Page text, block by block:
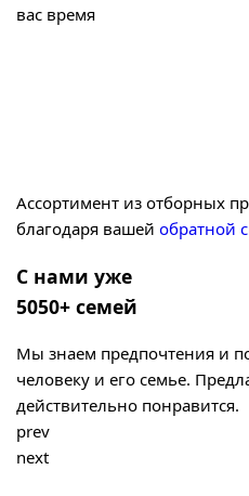
вас время
Ассортимент из отборных
благодаря вашей обратной
С нами уже
5050+ семей
Мы знаем предпочтения и
человеку и его семье.
действительно понравится.
prev
next